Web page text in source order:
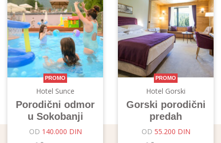
PROMO
Hotel Sunce
Porodični odmor
u Sokobanji
OD 140.000 DIN
PROMO
Hotel Gorski
Gorski porodični
predah
OD 55.200 DIN